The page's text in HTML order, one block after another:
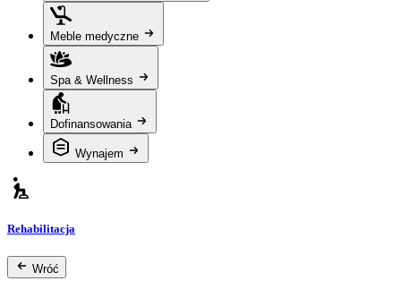
Meble medyczne
Spa & Wellness
Dofinansowania
Wynajem
Rehabilitacja
Wróć